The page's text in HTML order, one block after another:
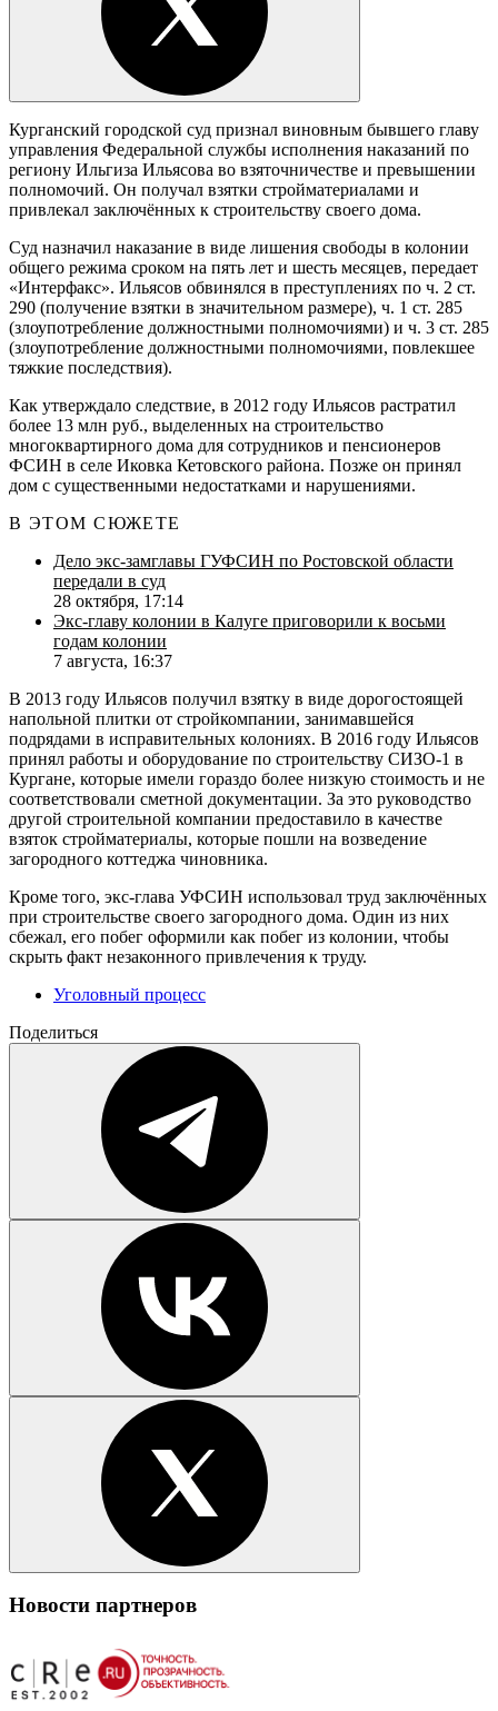
Курганский городской суд признал виновным бывшего главу
управления Федеральной службы исполнения наказаний по
региону Ильгиза Ильясова во взяточничестве и превышении
полномочий. Он получал взятки стройматериалами и
привлекал заключённых к строительству своего дома.
Суд назначил наказание в виде лишения свободы в колонии
общего режима сроком на пять лет и шесть месяцев, передает
«Интерфакс». Ильясов обвинялся в преступлениях по ч. 2 ст.
290 (получение взятки в значительном размере), ч. 1 ст. 285
(злоупотребление должностными полномочиями) и ч. 3 ст. 285
(злоупотребление должностными полномочиями, повлекшее
тяжкие последствия).
Как утверждало следствие, в 2012 году Ильясов растратил
более 13 млн руб., выделенных на строительство
многоквартирного дома для сотрудников и пенсионеров
ФСИН в селе Иковка Кетовского района. Позже он принял
дом с существенными недостатками и нарушениями.
В ЭТОМ СЮЖЕТЕ
Дело экс-замглавы ГУФСИН по Ростовской области
передали в суд
28 октября, 17:14
Экс-главу колонии в Калуге приговорили к восьми
годам колонии
7 августа, 16:37
В 2013 году Ильясов получил взятку в виде дорогостоящей
напольной плитки от стройкомпании, занимавшейся
подрядами в исправительных колониях. В 2016 году Ильясов
принял работы и оборудование по строительству СИЗО-1 в
Кургане, которые имели гораздо более низкую стоимость и не
соответствовали сметной документации. За это руководство
другой строительной компании предоставило в качестве
взяток стройматериалы, которые пошли на возведение
загородного коттеджа чиновника.
Кроме того, экс-глава УФСИН использовал труд заключённых
при строительстве своего загородного дома. Один из них
сбежал, его побег оформили как побег из колонии, чтобы
скрыть факт незаконного привлечения к труду.
Уголовный процесс
Поделиться
Новости партнеров